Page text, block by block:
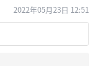
2022年05月23日 12:51